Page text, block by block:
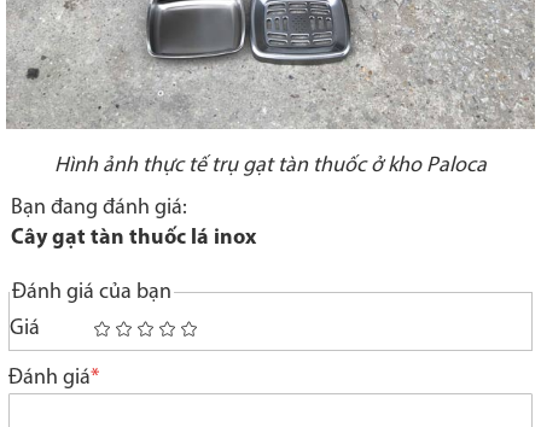
Hình ảnh thực tế trụ gạt tàn thuốc ở kho Paloca
Bạn đang đánh giá:
Cây gạt tàn thuốc lá inox
Đánh giá của bạn
Giá
1
star
2
stars
3
stars
4
stars
5
stars
Đánh giá